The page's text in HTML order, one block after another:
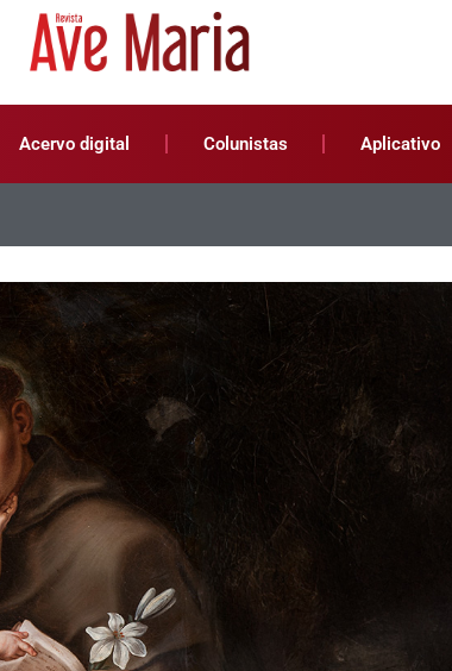
Acervo digital Colunistas Aplicativo